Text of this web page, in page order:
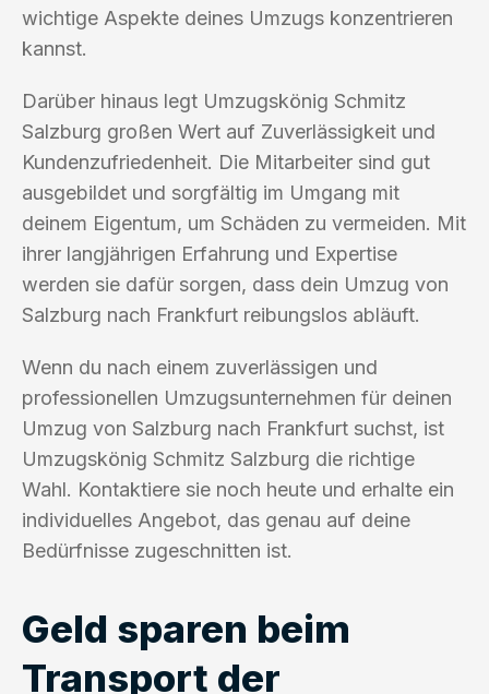
wichtige Aspekte deines Umzugs konzentrieren
kannst.
Darüber hinaus legt Umzugskönig Schmitz
Salzburg großen Wert auf Zuverlässigkeit und
Kundenzufriedenheit. Die Mitarbeiter sind gut
ausgebildet und sorgfältig im Umgang mit
deinem Eigentum, um Schäden zu vermeiden. Mit
ihrer langjährigen Erfahrung und Expertise
werden sie dafür sorgen, dass dein Umzug von
Salzburg nach Frankfurt reibungslos abläuft.
Wenn du nach einem zuverlässigen und
professionellen Umzugsunternehmen für deinen
Umzug von Salzburg nach Frankfurt suchst, ist
Umzugskönig Schmitz Salzburg die richtige
Wahl. Kontaktiere sie noch heute und erhalte ein
individuelles Angebot, das genau auf deine
Bedürfnisse zugeschnitten ist.
Geld sparen beim
Transport der